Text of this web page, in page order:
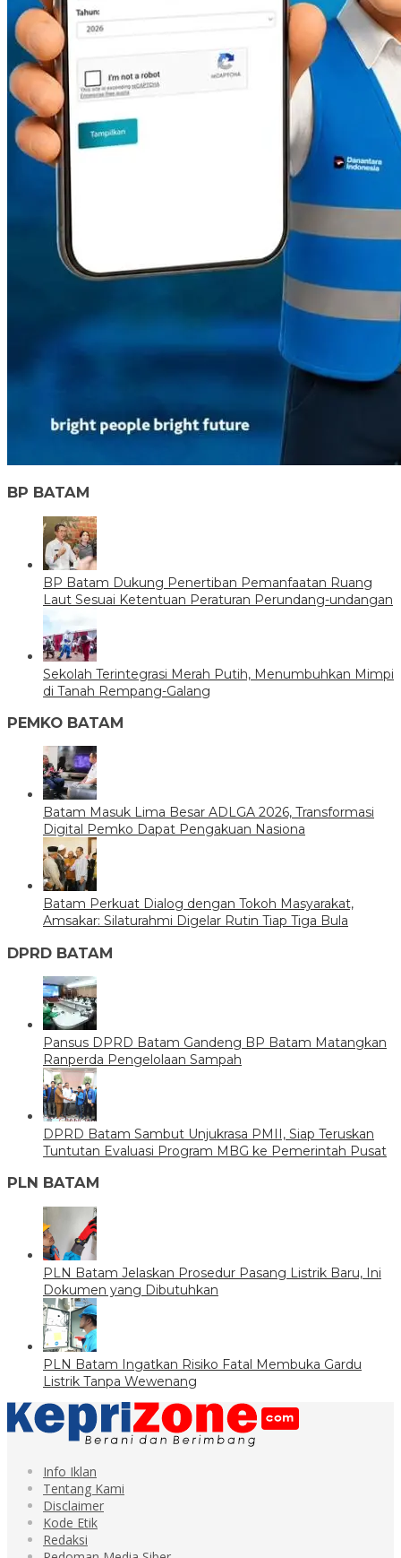
BP BATAM
BP Batam Dukung Penertiban Pemanfaatan Ruang
Laut Sesuai Ketentuan Peraturan Perundang-undangan
Sekolah Terintegrasi Merah Putih, Menumbuhkan Mimpi
di Tanah Rempang-Galang
PEMKO BATAM
Batam Masuk Lima Besar ADLGA 2026, Transformasi
Digital Pemko Dapat Pengakuan Nasiona
Batam Perkuat Dialog dengan Tokoh Masyarakat,
Amsakar: Silaturahmi Digelar Rutin Tiap Tiga Bula
DPRD BATAM
Pansus DPRD Batam Gandeng BP Batam Matangkan
Ranperda Pengelolaan Sampah
DPRD Batam Sambut Unjukrasa PMII, Siap Teruskan
Tuntutan Evaluasi Program MBG ke Pemerintah Pusat
PLN BATAM
PLN Batam Jelaskan Prosedur Pasang Listrik Baru, Ini
Dokumen yang Dibutuhkan
PLN Batam Ingatkan Risiko Fatal Membuka Gardu
Listrik Tanpa Wewenang
Info Iklan
Tentang Kami
Disclaimer
Kode Etik
Redaksi